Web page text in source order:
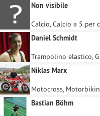
Non visibile
Daniel Schmidt
Niklas Marx
Bastian Böhm